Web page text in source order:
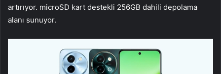
artırıyor. microSD kart destekli 256GB dahili depolama
alanı sunuyor.